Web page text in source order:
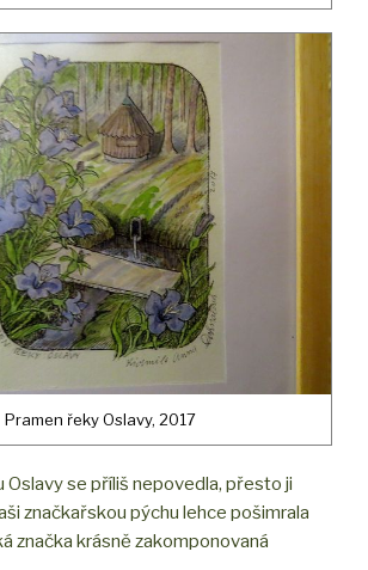
Pramen řeky Oslavy, 2017
Oslavy se příliš nepovedla, přesto ji
značkařskou pýchu lehce pošimrala
značka krásně zakomponovaná